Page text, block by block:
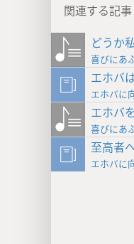
関連する記事
どうか
喜びにあ
エホバ
エホバに
エホバ
喜びにあ
至高者
エホバに